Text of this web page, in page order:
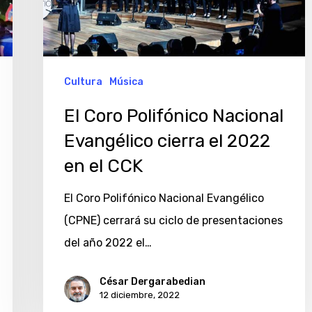
Evangélico
cierra
el
2022
Cultura Música
El Coro Polifónico Nacional
Evangélico cierra el 2022
en el CCK
El Coro Polifónico Nacional Evangélico
(CPNE) cerrará su ciclo de presentaciones
del año 2022 el…
César Dergarabedian
12 diciembre, 2022